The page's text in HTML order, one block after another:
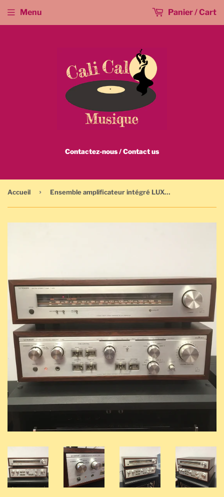
Contactez-nous / Contact us
Menu Panier / Cart
Accueil › Ensemble amplificateur intégré LUXMAN L-450 STEREO INTEGRATED AMPLIFIER et tuner LUXMAN STEREO T-400